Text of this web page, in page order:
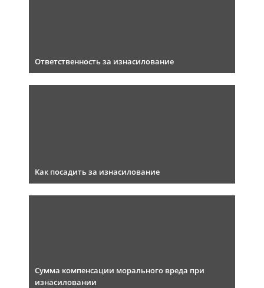
Ответственность за изнасилование
Как посадить за изнасилование
Сумма компенсации морального вреда при
изнасиловании